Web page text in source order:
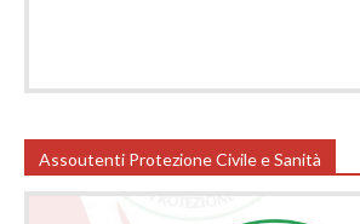
Assoutenti Protezione Civile e Sanità